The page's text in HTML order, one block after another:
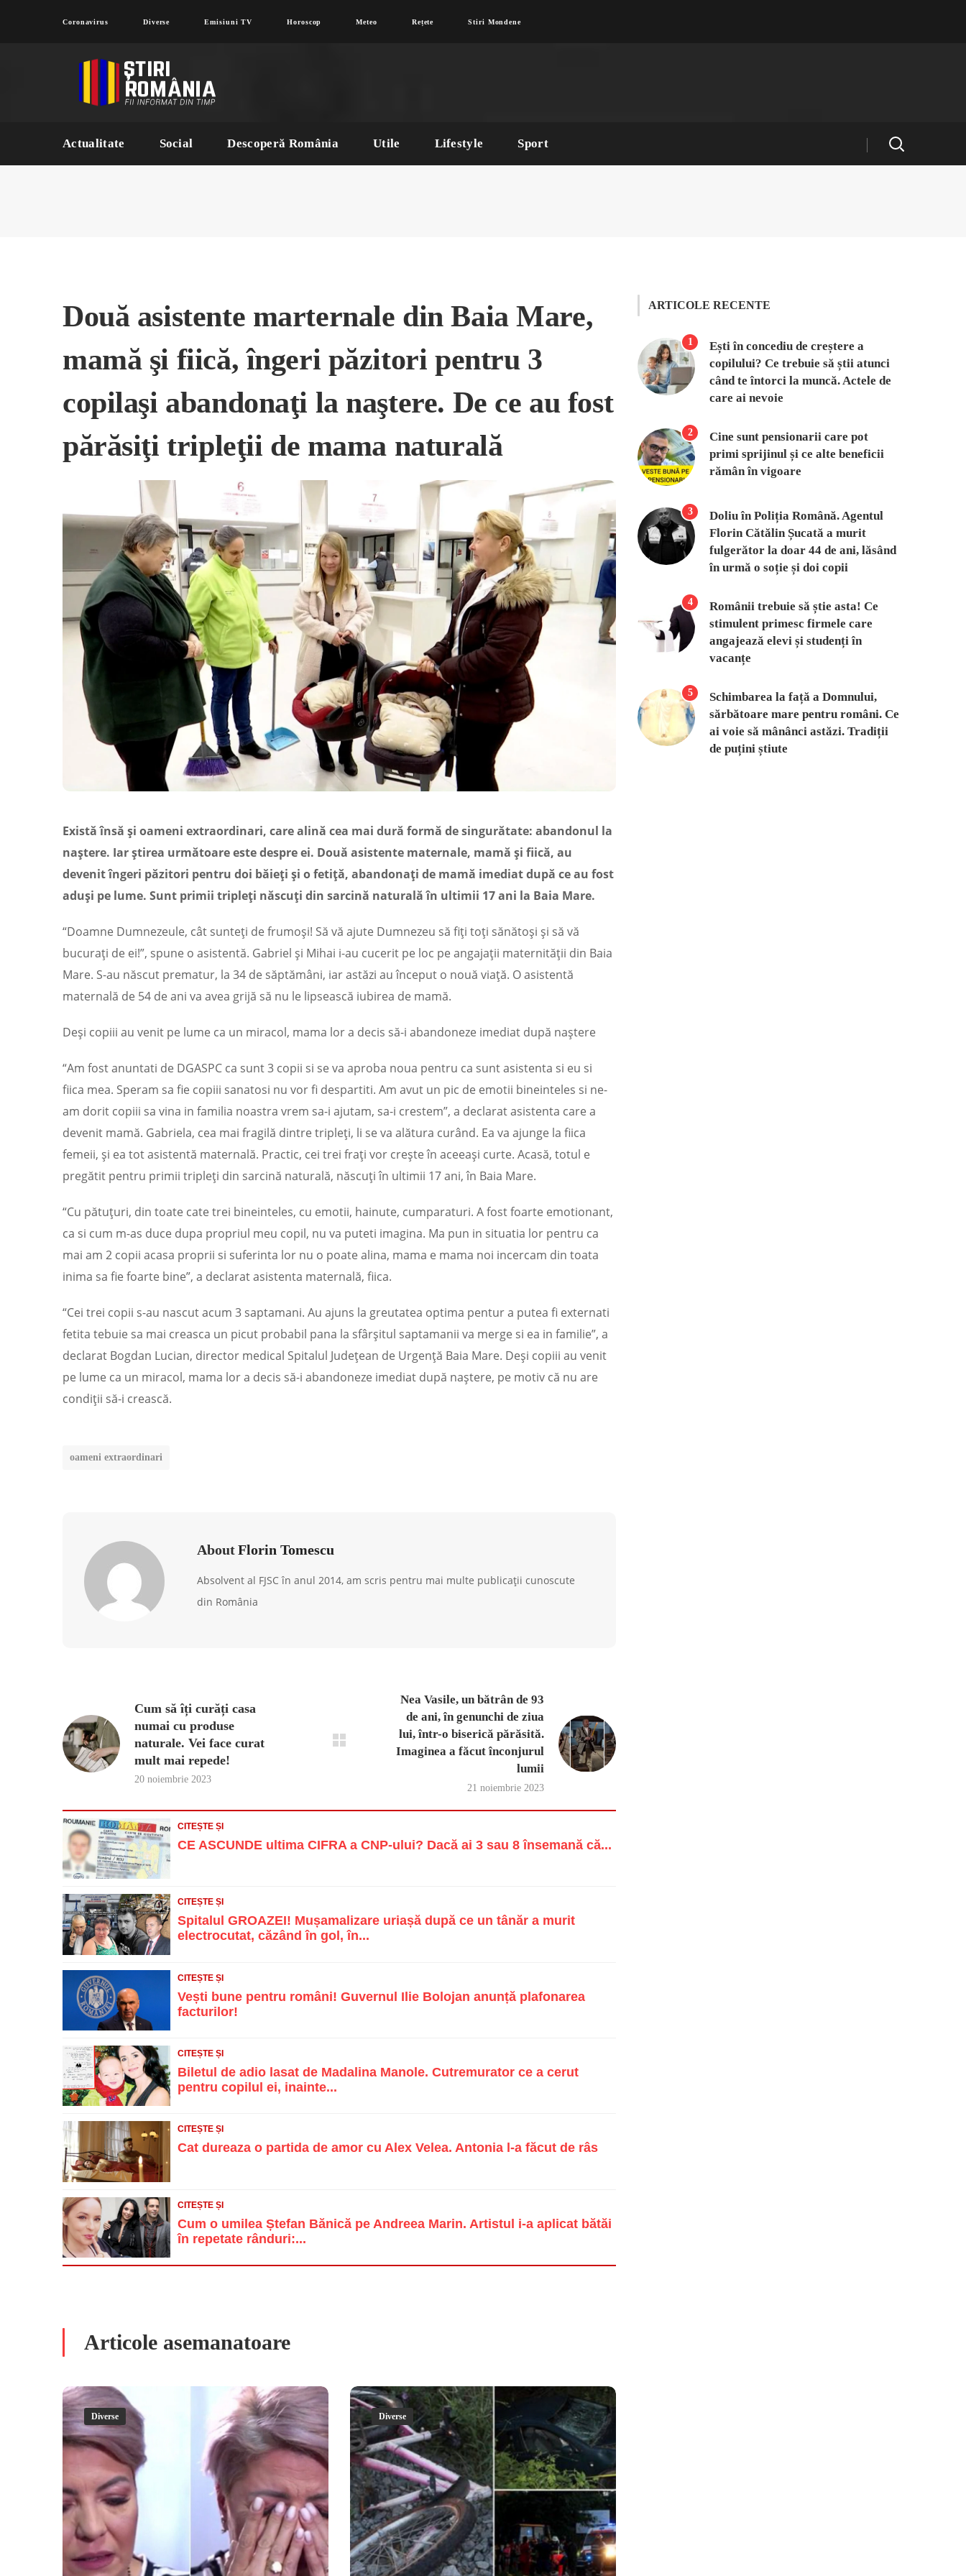
Coronavirus Diverse Emisiuni TV Horoscop Meteo Rețete Stiri Mondene
Actualitate Social Descoperă România Utile Lifestyle Sport
Două asistente marternale din Baia Mare,
mamă şi fiică, îngeri păzitori pentru 3
copilaşi abandonaţi la naştere. De ce au fost
părăsiţi tripleţii de mama naturală
Există însă şi oameni extraordinari, care alină cea mai dură formă de singurătate: abandonul la
naştere. Iar ştirea următoare este despre ei. Două asistente maternale, mamă şi fiică, au
devenit îngeri păzitori pentru doi băieţi şi o fetiţă, abandonaţi de mamă imediat după ce au fost
aduşi pe lume. Sunt primii tripleţi născuţi din sarcină naturală în ultimii 17 ani la Baia Mare.
“Doamne Dumnezeule, cât sunteţi de frumoşi! Să vă ajute Dumnezeu să fiţi toţi sănătoşi şi să vă
bucuraţi de ei!”, spune o asistentă. Gabriel şi Mihai i-au cucerit pe loc pe angajaţii maternităţii din Baia
Mare. S-au născut prematur, la 34 de săptămâni, iar astăzi au început o nouă viaţă. O asistentă
maternală de 54 de ani va avea grijă să nu le lipsească iubirea de mamă.
Deşi copiii au venit pe lume ca un miracol, mama lor a decis să-i abandoneze imediat după naştere
“Am fost anuntati de DGASPC ca sunt 3 copii si se va aproba noua pentru ca sunt asistenta si eu si
fiica mea. Speram sa fie copiii sanatosi nu vor fi despartiti. Am avut un pic de emotii bineinteles si ne-
am dorit copiii sa vina in familia noastra vrem sa-i ajutam, sa-i crestem”, a declarat asistenta care a
devenit mamă. Gabriela, cea mai fragilă dintre tripleţi, li se va alătura curând. Ea va ajunge la fiica
femeii, şi ea tot asistentă maternală. Practic, cei trei fraţi vor creşte în aceeaşi curte. Acasă, totul e
pregătit pentru primii tripleţi din sarcină naturală, născuţi în ultimii 17 ani, în Baia Mare.
“Cu pătuţuri, din toate cate trei bineinteles, cu emotii, hainute, cumparaturi. A fost foarte emotionant,
ca si cum m-as duce dupa propriul meu copil, nu va puteti imagina. Ma pun in situatia lor pentru ca
mai am 2 copii acasa proprii si suferinta lor nu o poate alina, mama e mama noi incercam din toata
inima sa fie foarte bine”, a declarat asistenta maternală, fiica.
“Cei trei copii s-au nascut acum 3 saptamani. Au ajuns la greutatea optima pentur a putea fi externati
fetita tebuie sa mai creasca un picut probabil pana la sfârşitul saptamanii va merge si ea in familie”, a
declarat Bogdan Lucian, director medical Spitalul Județean de Urgență Baia Mare. Deşi copiii au venit
pe lume ca un miracol, mama lor a decis să-i abandoneze imediat după naştere, pe motiv că nu are
condiţii să-i crească.
oameni extraordinari
AboutFlorin Tomescu
Absolvent al FJSC în anul 2014, am scris pentru mai multe publicații cunoscute
din România
Cum să îți curăți casa
numai cu produse
naturale. Vei face curat
mult mai repede!
20 noiembrie 2023
Nea Vasile, un bătrân de 93
de ani, în genunchi de ziua
lui, într-o biserică părăsită.
Imaginea a făcut înconjurul
lumii
21 noiembrie 2023
CITEȘTE ȘI
CE ASCUNDE ultima CIFRA a CNP-ului? Dacă ai 3 sau 8 însemană că...
CITEȘTE ȘI
Spitalul GROAZEI! Mușamalizare uriașă după ce un tânăr a murit
electrocutat, căzând în gol, în...
CITEȘTE ȘI
Vești bune pentru români! Guvernul Ilie Bolojan anunță plafonarea
facturilor!
CITEȘTE ȘI
Biletul de adio lasat de Madalina Manole. Cutremurator ce a cerut
pentru copilul ei, inainte...
CITEȘTE ȘI
Cat dureaza o partida de amor cu Alex Velea. Antonia l-a făcut de râs
CITEȘTE ȘI
Cum o umilea Ștefan Bănică pe Andreea Marin. Artistul i-a aplicat bătăi
în repetate rânduri:...
Articole asemanatoare
Diverse Diverse
ARTICOLE RECENTE
1
Ești în concediu de creștere a
copilului? Ce trebuie să știi atunci
când te întorci la muncă. Actele de
care ai nevoie
2
Cine sunt pensionarii care pot
primi sprijinul și ce alte beneficii
rămân în vigoare
3
Doliu în Poliția Română. Agentul
Florin Cătălin Șucată a murit
fulgerător la doar 44 de ani, lăsând
în urmă o soție și doi copii
4
Românii trebuie să știe asta! Ce
stimulent primesc firmele care
angajează elevi și studenți în
vacanțe
5
Schimbarea la față a Domnului,
sărbătoare mare pentru români. Ce
ai voie să mânânci astăzi. Tradiții
de puțini știute